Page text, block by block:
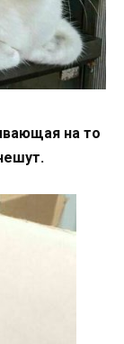
на то